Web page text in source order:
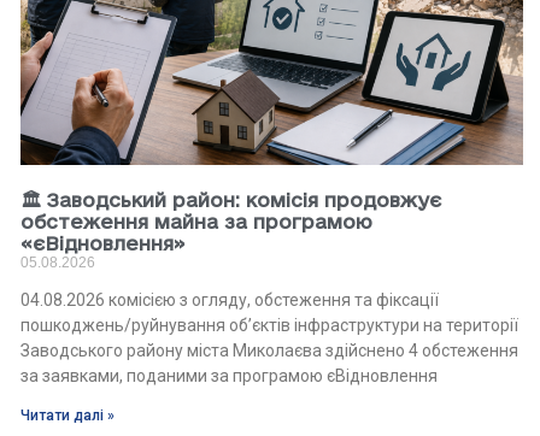
🏛 Заводський район: комісія продовжує
обстеження майна за програмою
«єВідновлення»
05.08.2026
04.08.2026 комісією з огляду, обстеження та фіксації
пошкоджень/руйнування об’єктів інфраструктури на території
Заводського району міста Миколаєва здійснено 4 обстеження
за заявками, поданими за програмою єВідновлення
Читати далі »